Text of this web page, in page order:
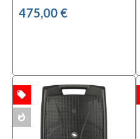
475,00 €
local_offer
whatshot
OFFERTA